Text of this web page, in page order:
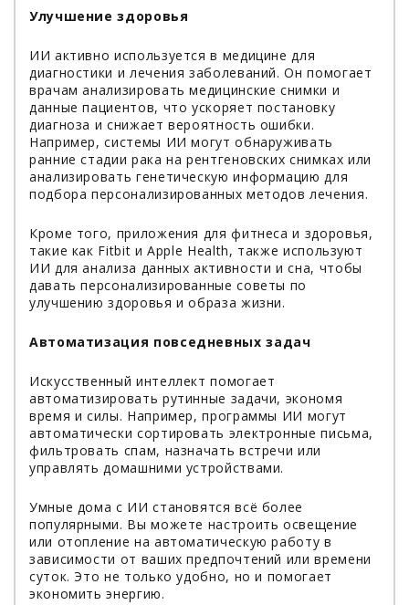
Улучшение здоровья
ИИ активно используется в медицине для
диагностики и лечения заболеваний. Он помогает
врачам анализировать медицинские снимки и
данные пациентов, что ускоряет постановку
диагноза и снижает вероятность ошибки.
Например, системы ИИ могут обнаруживать
ранние стадии рака на рентгеновских снимках или
анализировать генетическую информацию для
подбора персонализированных методов лечения.
Кроме того, приложения для фитнеса и здоровья,
такие как Fitbit и Apple Health, также используют
ИИ для анализа данных активности и сна, чтобы
давать персонализированные советы по
улучшению здоровья и образа жизни.
Автоматизация повседневных задач
Искусственный интеллект помогает
автоматизировать рутинные задачи, экономя
время и силы. Например, программы ИИ могут
автоматически сортировать электронные письма,
фильтровать спам, назначать встречи или
управлять домашними устройствами.
Умные дома с ИИ становятся всё более
популярными. Вы можете настроить освещение
или отопление на автоматическую работу в
зависимости от ваших предпочтений или времени
суток. Это не только удобно, но и помогает
экономить энергию.